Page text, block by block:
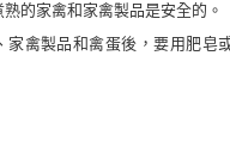
的家禽和家禽製品是安全的。
家禽製品和禽蛋後，要用肥皂